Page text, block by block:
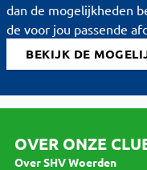
dan de mogelijkheden
de voor jou passende
BEKIJK DE
OVER ONZE
Over SHV Woerden